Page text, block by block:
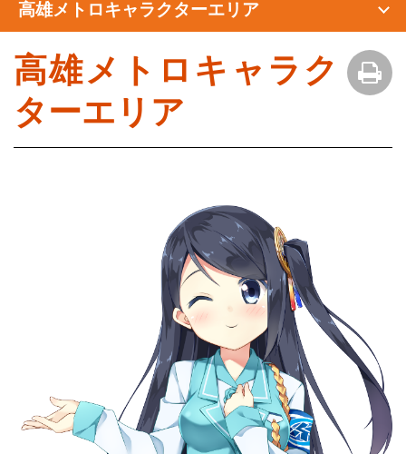
高雄メトロキャラクターエリア
高雄メトロキャラク
ターエリア